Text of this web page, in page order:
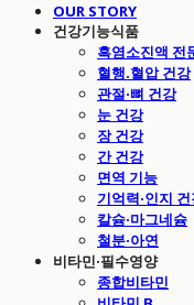
OUR STORY
건강기능식품
흑염소진액 전
혈행.혈압 건강
관절·뼈 건강
눈 건강
장 건강
간 건강
면역 기능
기억력·인지
칼슘·마그네슘
철분·아연
비타민·필수영양
종합비타민